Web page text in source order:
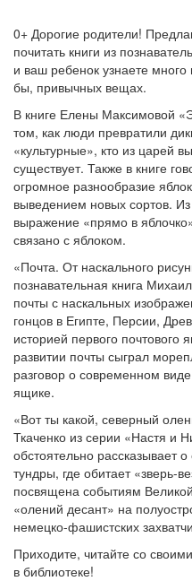
0+ Дорогие родители!
почитать книги из
и ваш ребенок узнаете много
бы, привычных вещах.
В книге Елены Максимовой
том, как люди превратили
«культурные», кто из царей
существует. Также в книге
огромное разнообразие
выведением новых сортов.
выражение «прямо в
связано с яблоком.
«Почта. От наскального
познавательная книга
почты с наскальных
гонцов в Египте, Персии,
историей первого почтового
развитии почты сыграл
разговор о современном
ящике.
«Вот ты какой, северный
Ткаченко из серии «Настя и
обстоятельно рассказывает
тундры, где обитает «зверь-
посвящена событиям
«олений десант» на
немецко-фашистских
Приходите, читайте со
в библиотеке!